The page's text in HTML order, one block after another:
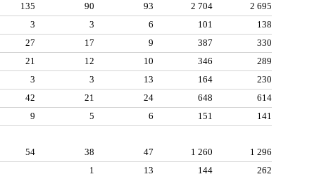
135 90 93 2 704
2 695
3 3 6 101
138
27 17 9 387
330
21 12 10 346
289
3 3 13 164
230
42 21 24 648
614
9 5 6 151
141
54 38 47 1 260
1 296
1 13 144
262